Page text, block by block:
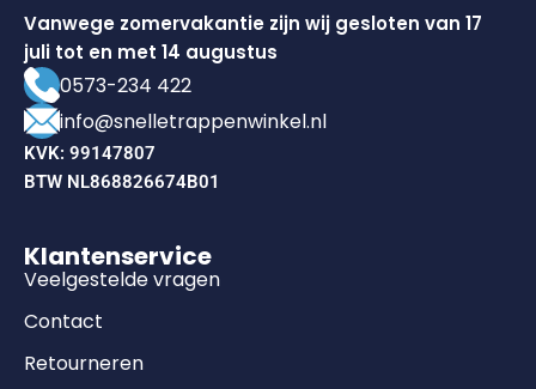
Vanwege zomervakantie zijn wij gesloten van 17
juli tot en met 14 augustus
0573-234 422
info@snelletrappenwinkel.nl
KVK: 99147807
BTW NL868826674B01
Klantenservice
Veelgestelde vragen
Contact
Retourneren